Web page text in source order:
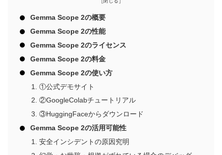
Gemma Scope 2の概要
Gemma Scope 2の性能
Gemma Scope 2のライセンス
Gemma Scope 2の料金
Gemma Scope 2の使い方
①公式デモサイト
②GoogleColabチュートリアル
③HuggingFaceからダウンロード
Gemma Scope 2の活用可能性
安全インシデントの原因究明